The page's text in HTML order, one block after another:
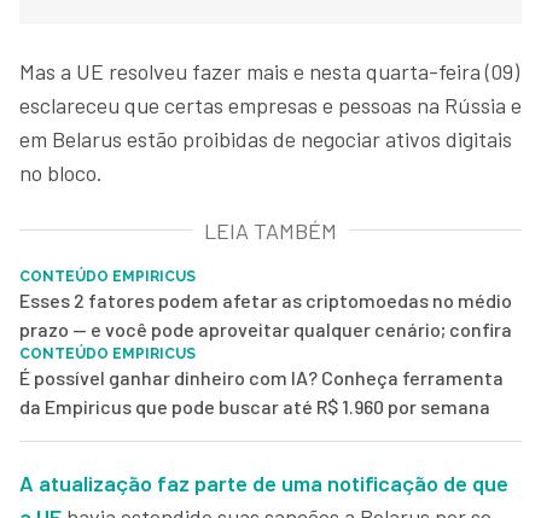
Mas a UE resolveu fazer mais e nesta quarta-feira (09)
esclareceu que certas empresas e pessoas na Rússia e
em Belarus estão proibidas de negociar ativos digitais
no bloco.
LEIA TAMBÉM
CONTEÚDO EMPIRICUS
Esses 2 fatores podem afetar as criptomoedas no médio
prazo — e você pode aproveitar qualquer cenário; confira
CONTEÚDO EMPIRICUS
É possível ganhar dinheiro com IA? Conheça ferramenta
da Empiricus que pode buscar até R$ 1.960 por semana
A atualização faz parte de uma notificação de que